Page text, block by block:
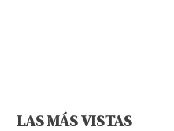
LAS MÁS VISTAS